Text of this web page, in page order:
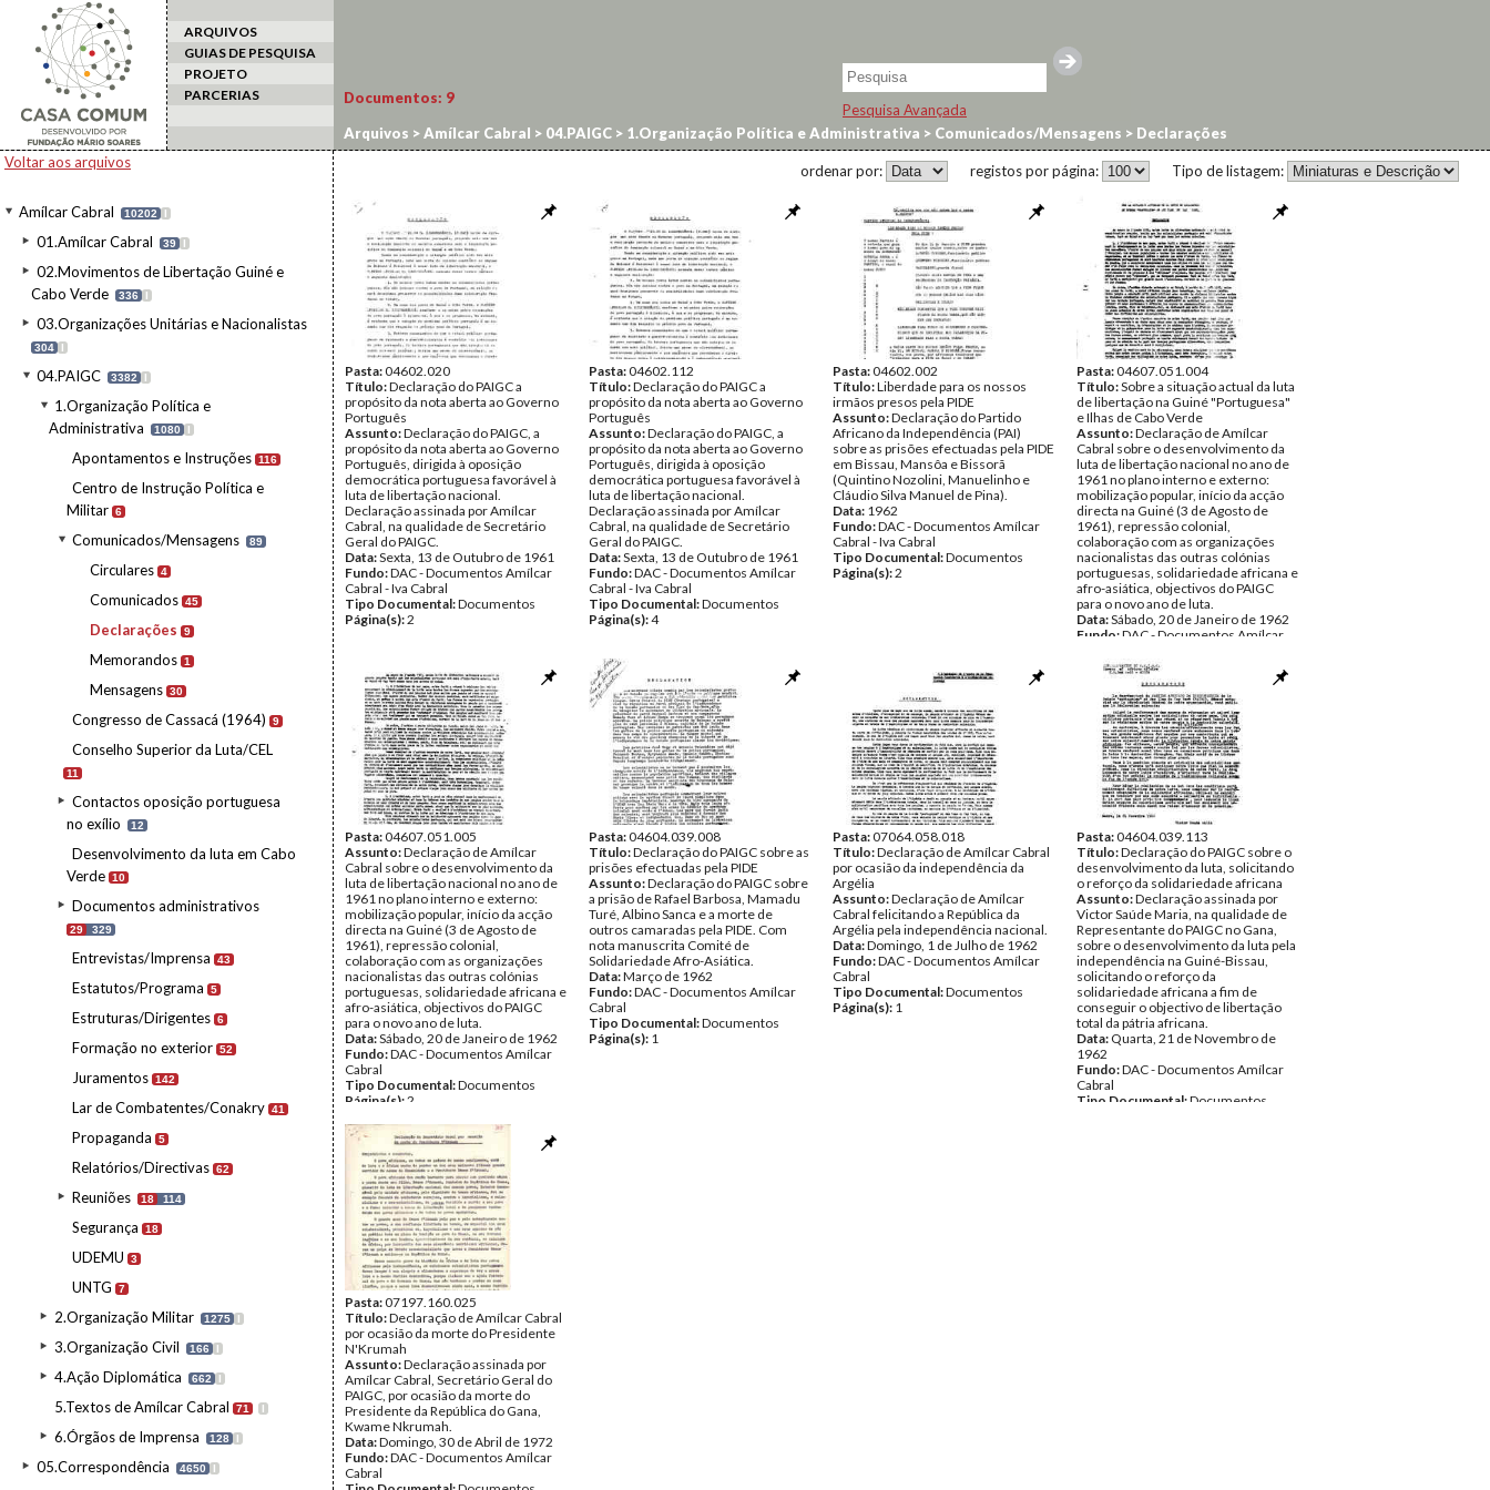
ARQUIVOS
GUIAS DE PESQUISA
PROJETO
PARCERIAS
Pesquisa Avançada
Voltar aos arquivos
Amílcar Cabral 10202 I
01.Amílcar Cabral 39 I
02.Movimentos de Libertação Guiné e
Cabo Verde
336 I
03.Organizações Unitárias e Nacionalistas
304 I
04.PAIGC 3382 I
1.Organização Política e
Administrativa
1080 I
Apontamentos e Instruções 116
Centro de Instrução Política e
Militar 6
Comunicados/Mensagens 89
Circulares 4
Comunicados 45
Declarações 9
Memorandos 1
Mensagens 30
Congresso de Cassacá (1964) 9
Conselho Superior da Luta/CEL
11
Contactos oposição portuguesa
no exílio
12
Desenvolvimento da luta em Cabo
Verde 10
Documentos administrativos
29 329
Entrevistas/Imprensa 43
Estatutos/Programa 5
Estruturas/Dirigentes 6
Formação no exterior 52
Juramentos 142
Lar de Combatentes/Conakry 41
Propaganda 5
Relatórios/Directivas 62
Reuniões 18 114
Segurança 18
UDEMU 3
UNTG 7
2.Organização Militar 1275 I
3.Organização Civil 166 I
4.Ação Diplomática 662 I
5.Textos de Amílcar Cabral 71 I
6.Órgãos de Imprensa 128 I
05.Correspondência 4650 I
Documentos: 9
Arquivos >Amílcar Cabral > 04.PAIGC > 1.Organização Política e Administrativa > Comunicados/Mensagens > Declarações
Tipo de listagem:
registos por página:
ordenar por:
Pasta:04602.020
Título:Declaração do PAIGC a
propósito da nota aberta ao Governo
Português
Assunto:Declaração do PAIGC, a
propósito da nota aberta ao Governo
Português, dirigida à oposição
democrática portuguesa favorável à
luta de libertação nacional.
Declaração assinada por Amílcar
Cabral, na qualidade de Secretário
Geral do PAIGC.
Data:Sexta, 13 de Outubro de 1961
Fundo:DAC - Documentos Amílcar
Cabral - Iva Cabral
Tipo Documental:Documentos
Página(s):2
Pasta:04602.112
Título:Declaração do PAIGC a
propósito da nota aberta ao Governo
Português
Assunto:Declaração do PAIGC, a
propósito da nota aberta ao Governo
Português, dirigida à oposição
democrática portuguesa favorável à
luta de libertação nacional.
Declaração assinada por Amílcar
Cabral, na qualidade de Secretário
Geral do PAIGC.
Data:Sexta, 13 de Outubro de 1961
Fundo:DAC - Documentos Amílcar
Cabral - Iva Cabral
Tipo Documental:Documentos
Página(s):4
Pasta:04602.002
Título:Liberdade para os nossos
irmãos presos pela PIDE
Assunto:Declaração do Partido
Africano da Independência (PAI)
sobre as prisões efectuadas pela PIDE
em Bissau, Mansôa e Bissorã
(Quintino Nozolini, Manuelinho e
Cláudio Silva Manuel de Pina).
Data: 1962
Fundo:DAC - Documentos Amílcar
Cabral - Iva Cabral
Tipo Documental:Documentos
Página(s):2
Pasta:04607.051.004
Título:Sobre a situação actual da luta
de libertação na Guiné "Portuguesa"
e Ilhas de Cabo Verde
Assunto:Declaração de Amílcar
Cabral sobre o desenvolvimento da
luta de libertação nacional no ano de
1961 no plano interno e externo:
mobilização popular, início da acção
directa na Guiné (3 de Agosto de
1961), repressão colonial,
colaboração com as organizações
nacionalistas das outras colónias
portuguesas, solidariedade africana e
afro-asiática, objectivos do PAIGC
para o novo ano de luta.
Data:Sábado, 20 de Janeiro de 1962
Fundo:DAC - Documentos Amílcar
Tipo Documental:
2
Pasta:04607.051.005
Assunto:Declaração de Amílcar
Cabral sobre o desenvolvimento da
luta de libertação nacional no ano de
1961 no plano interno e externo:
mobilização popular, início da acção
directa na Guiné (3 de Agosto de
1961), repressão colonial,
colaboração com as organizações
nacionalistas das outras colónias
portuguesas, solidariedade africana e
afro-asiática, objectivos do PAIGC
para o novo ano de luta.
Data:Sábado, 20 de Janeiro de 1962
Fundo:DAC - Documentos Amílcar
Cabral
Tipo Documental:Documentos
Página(s):2
Pasta:04604.039.008
Título:Declaração do PAIGC sobre as
prisões efectuadas pela PIDE
Assunto:Declaração do PAIGC sobre
a prisão de Rafael Barbosa, Mamadu
Turé, Albino Sanca e a morte de
outros camaradas pela PIDE. Com
nota manuscrita Comité de
Solidariedade Afro-Asiática.
Data:Março de 1962
Fundo:DAC - Documentos Amílcar
Cabral
Tipo Documental:Documentos
Página(s): 1
Pasta:07064.058.018
Título:Declaração de Amílcar Cabral
por ocasião da independência da
Argélia
Assunto:Declaração de Amílcar
Cabral felicitando a República da
Argélia pela independência nacional.
Data:Domingo, 1 de Julho de 1962
Fundo:DAC - Documentos Amílcar
Cabral
Tipo Documental:Documentos
Página(s): 1
Pasta:04604.039.113
Título:Declaração do PAIGC sobre o
desenvolvimento da luta, solicitando
o reforço da solidariedade africana
Assunto:Declaração assinada por
Victor Saúde Maria, na qualidade de
Representante do PAIGC no Gana,
sobre o desenvolvimento da luta pela
independência na Guiné-Bissau,
solicitando o reforço da
solidariedade africana a fim de
conseguir o objectivo de libertação
total da pátria africana.
Data: Quarta, 21 de Novembro de
1962
Fundo:DAC - Documentos Amílcar
Cabral
Tipo Documental:Documentos
Pasta:07197.160.025
Título:Declaração de Amílcar Cabral
por ocasião da morte do Presidente
N'Krumah
Assunto:Declaração assinada por
Amílcar Cabral, Secretário Geral do
PAIGC, por ocasião da morte do
Presidente da República do Gana,
Kwame Nkrumah.
Data:Domingo, 30 de Abril de 1972
Fundo:DAC - Documentos Amílcar
Cabral